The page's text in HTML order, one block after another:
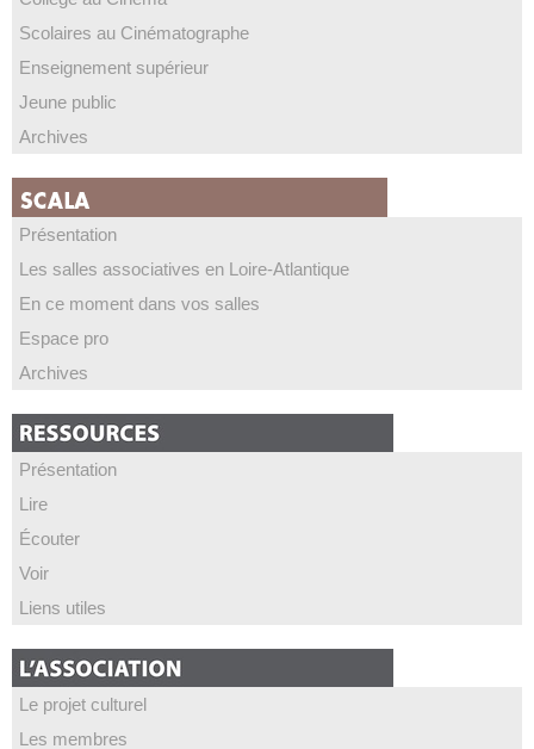
Scolaires au Cinématographe
Enseignement supérieur
Jeune public
Archives
Présentation
Les salles associatives en Loire-Atlantique
En ce moment dans vos salles
Espace pro
Archives
Présentation
Lire
Écouter
Voir
Liens utiles
Le projet culturel
Les membres